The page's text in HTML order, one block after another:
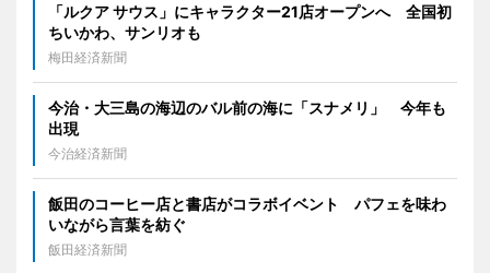
「ルクア サウス」にキャラクター21店オープンへ 全国初
ちいかわ、サンリオも
梅田経済新聞
今治・大三島の海辺のバル前の海に「スナメリ」 今年も
出現
今治経済新聞
飯田のコーヒー店と書店がコラボイベント パフェを味わ
いながら言葉を紡ぐ
飯田経済新聞